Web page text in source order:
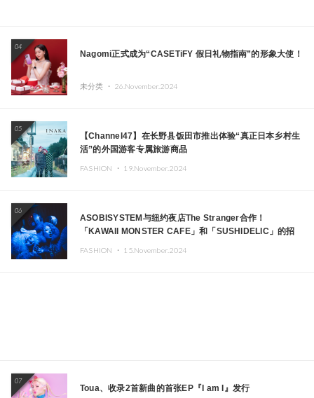
04
Nagomi正式成为“CASETiFY 假日礼物指南”的形象大使！
未分类 ・ 26.November.2024
05
【Channel47】在长野县饭田市推出体验“真正日本乡村生
活”的外国游客专属旅游商品
FASHION ・ 19.November.2024
06
ASOBISYSTEM与纽约夜店The Stranger合作！
「KAWAII MONSTER CAFE」和「SUSHIDELIC」的招
FASHION ・ 15.November.2024
07
Toua、收录2首新曲的首张EP『I am I』发行